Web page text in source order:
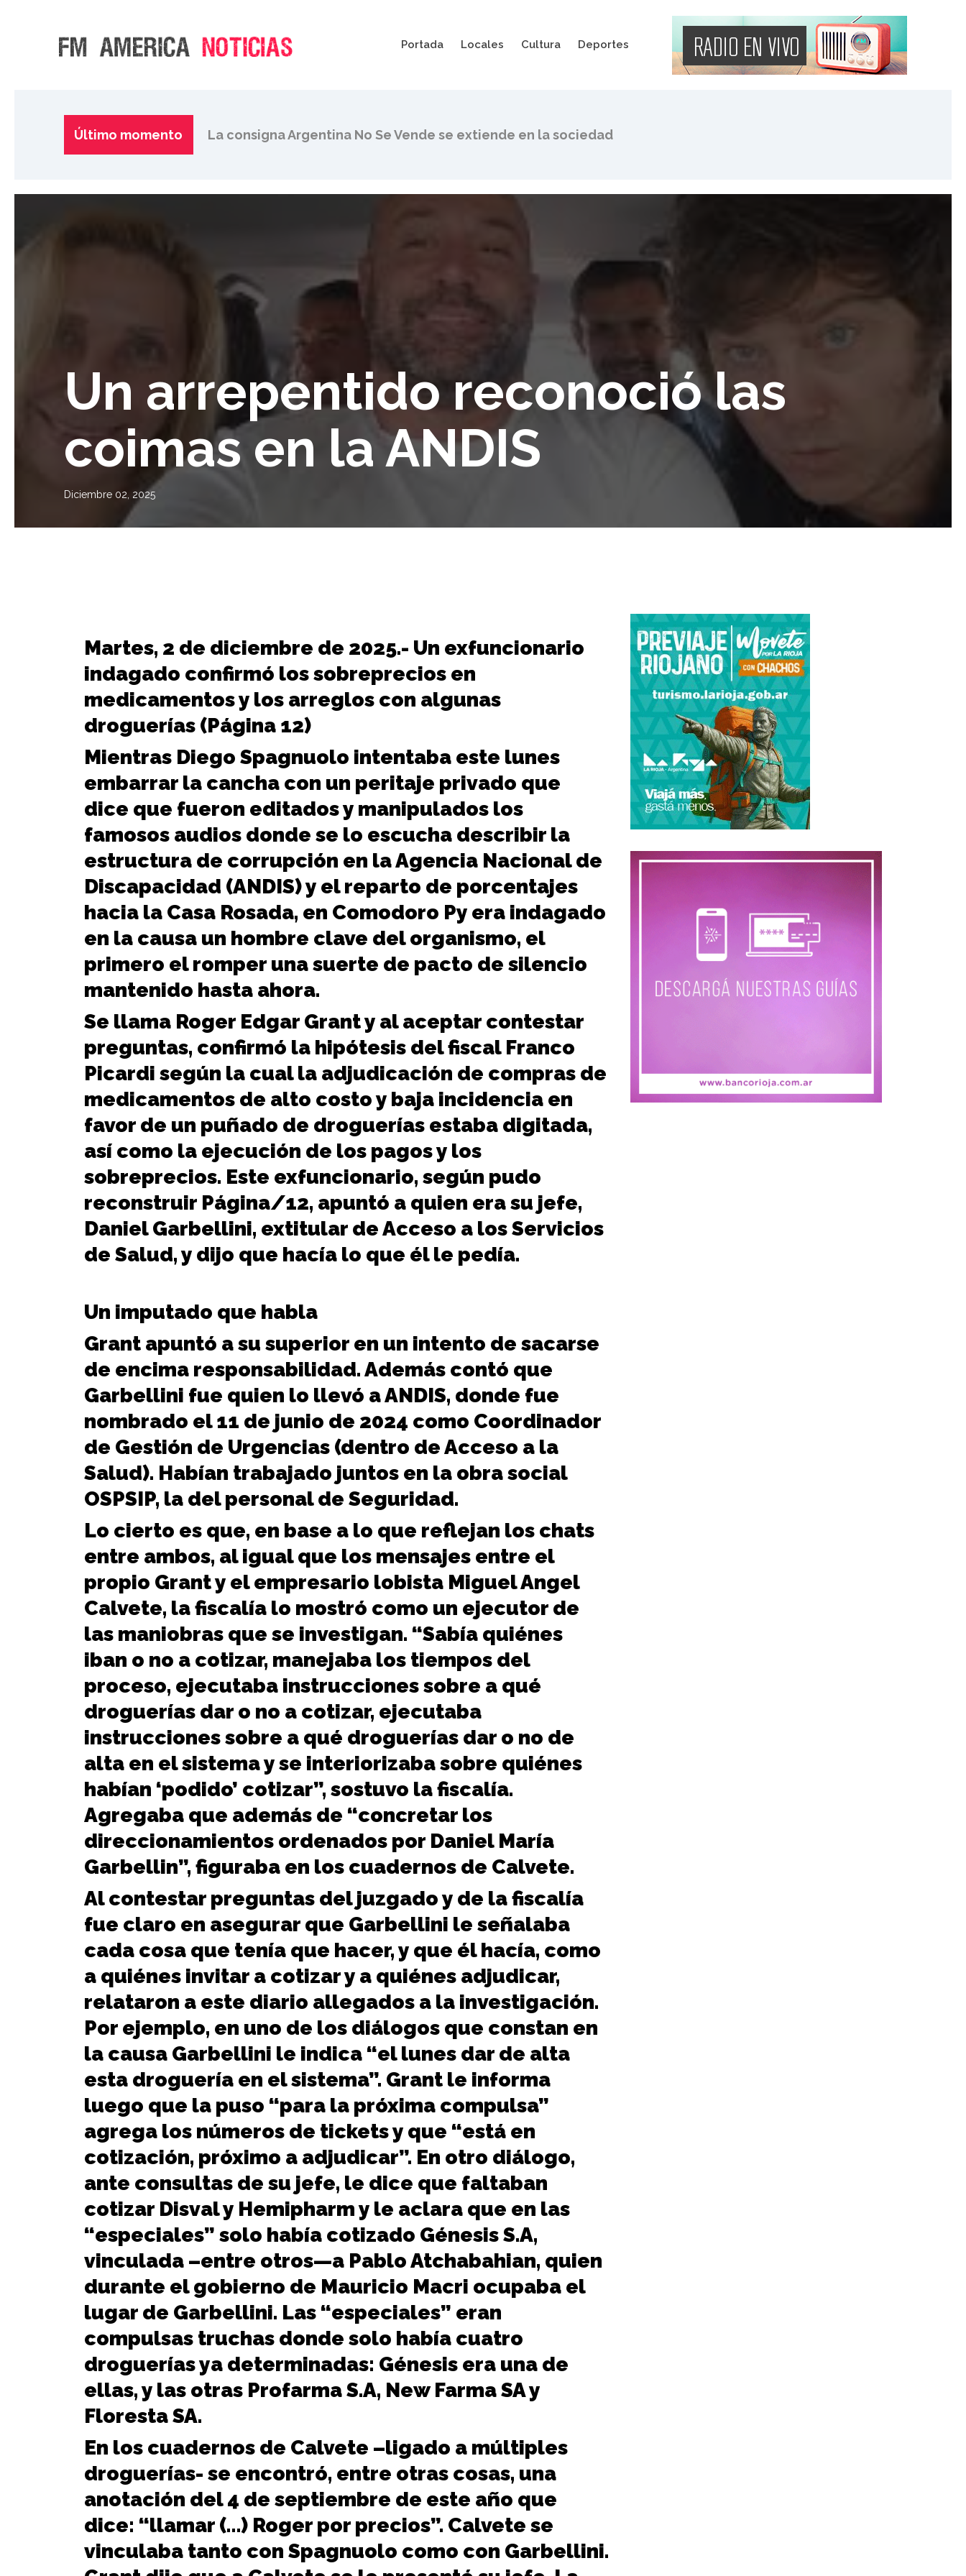
Portada Locales Cultura Deportes
Último momento
La consigna Argentina No Se Vende se extiende en la sociedad
Un arrepentido reconoció las
coimas en la ANDIS
Diciembre 02, 2025
Martes, 2 de diciembre de 2025.- Un exfuncionario
indagado confirmó los sobreprecios en
medicamentos y los arreglos con algunas
droguerías (Página 12)
Mientras Diego Spagnuolo intentaba este lunes
embarrar la cancha con un peritaje privado que
dice que fueron editados y manipulados los
famosos audios donde se lo escucha describir la
estructura de corrupción en la Agencia Nacional de
Discapacidad (ANDIS) y el reparto de porcentajes
hacia la Casa Rosada, en Comodoro Py era indagado
en la causa un hombre clave del organismo, el
primero el romper una suerte de pacto de silencio
mantenido hasta ahora.
Se llama Roger Edgar Grant y al aceptar contestar
preguntas, confirmó la hipótesis del fiscal Franco
Picardi según la cual la adjudicación de compras de
medicamentos de alto costo y baja incidencia en
favor de un puñado de droguerías estaba digitada,
así como la ejecución de los pagos y los
sobreprecios. Este exfuncionario, según pudo
reconstruir Página/12, apuntó a quien era su jefe,
Daniel Garbellini, extitular de Acceso a los Servicios
de Salud, y dijo que hacía lo que él le pedía.
Un imputado que habla
Grant apuntó a su superior en un intento de sacarse
de encima responsabilidad. Además contó que
Garbellini fue quien lo llevó a ANDIS, donde fue
nombrado el 11 de junio de 2024 como Coordinador
de Gestión de Urgencias (dentro de Acceso a la
Salud). Habían trabajado juntos en la obra social
OSPSIP, la del personal de Seguridad.
Lo cierto es que, en base a lo que reflejan los chats
entre ambos, al igual que los mensajes entre el
propio Grant y el empresario lobista Miguel Angel
Calvete, la fiscalía lo mostró como un ejecutor de
las maniobras que se investigan. “Sabía quiénes
iban o no a cotizar, manejaba los tiempos del
proceso, ejecutaba instrucciones sobre a qué
droguerías dar o no a cotizar, ejecutaba
instrucciones sobre a qué droguerías dar o no de
alta en el sistema y se interiorizaba sobre quiénes
habían ‘podido’ cotizar”, sostuvo la fiscalía.
Agregaba que además de “concretar los
direccionamientos ordenados por Daniel María
Garbellin”, figuraba en los cuadernos de Calvete.
Al contestar preguntas del juzgado y de la fiscalía
fue claro en asegurar que Garbellini le señalaba
cada cosa que tenía que hacer, y que él hacía, como
a quiénes invitar a cotizar y a quiénes adjudicar,
relataron a este diario allegados a la investigación.
Por ejemplo, en uno de los diálogos que constan en
la causa Garbellini le indica “el lunes dar de alta
esta droguería en el sistema”. Grant le informa
luego que la puso “para la próxima compulsa”
agrega los números de tickets y que “está en
cotización, próximo a adjudicar”. En otro diálogo,
ante consultas de su jefe, le dice que faltaban
cotizar Disval y Hemipharm y le aclara que en las
“especiales” solo había cotizado Génesis S.A,
vinculada –entre otros—a Pablo Atchabahian, quien
durante el gobierno de Mauricio Macri ocupaba el
lugar de Garbellini. Las “especiales” eran
compulsas truchas donde solo había cuatro
droguerías ya determinadas: Génesis era una de
ellas, y las otras Profarma S.A, New Farma SA y
Floresta SA.
En los cuadernos de Calvete –ligado a múltiples
droguerías- se encontró, entre otras cosas, una
anotación del 4 de septiembre de este año que
dice: “llamar (…) Roger por precios”. Calvete se
vinculaba tanto con Spagnuolo como con Garbellini.